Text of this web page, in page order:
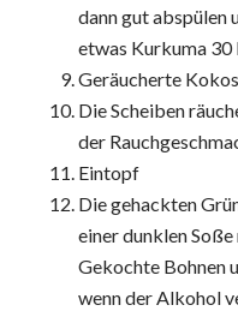
dann gut abspülen
etwas Kurkuma
Geräucherte
Die Scheiben
der
Eintopf
Die gehackten
einer dunklen
Gekochte Bohnen
wenn der Alkohol